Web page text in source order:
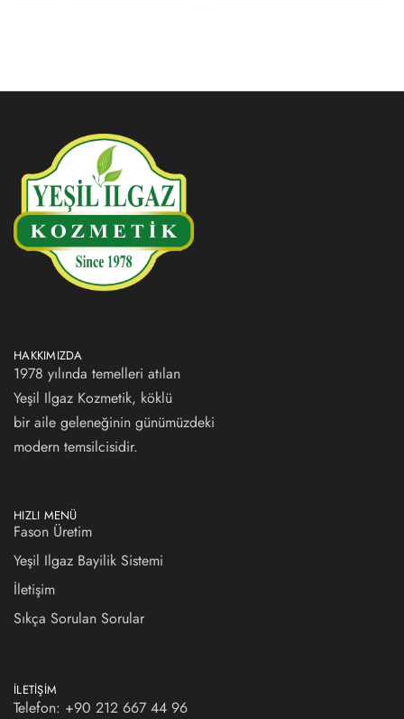
HAKKIMIZDA
1978 yılında temelleri atılan
Yeşil Ilgaz Kozmetik, köklü
bir aile geleneğinin günümüzdeki
modern temsilcisidir.
HIZLI MENÜ
Fason Üretim
Yeşil Ilgaz Bayilik Sistemi
İletişim
Sıkça Sorulan Sorular
İLETIŞIM
Telefon: +90 212 667 44 96